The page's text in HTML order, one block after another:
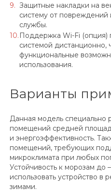
Защитные накладки на
систему от
службы.
Поддержка Wi-Fi (опция)
системой дистанционно,
функциональные
использования.
Варианты
Данная модель специально
помещений средней
и энергоэффективность.
помещений, требующих
микроклимата при любых
Устойчивость к морозам до
использовать устройство в
зимами.